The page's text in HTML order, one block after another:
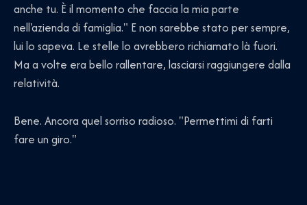
anche tu. È il momento che faccia la mia parte
nell'azienda di famiglia." E non sarebbe stato per sempre,
lui lo sapeva. Le stelle lo avrebbero richiamato là fuori.
Ma a volte era bello rallentare, lasciarsi raggiungere dalla
relatività.
Bene. Ancora quel sorriso radioso. "Permettimi di farti
fare un giro."